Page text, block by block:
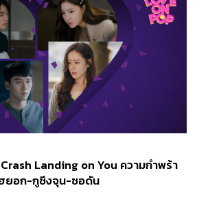
Crash Landing on You ความกำพร้า
ยอก-กูซึงจุน-ซอดัน